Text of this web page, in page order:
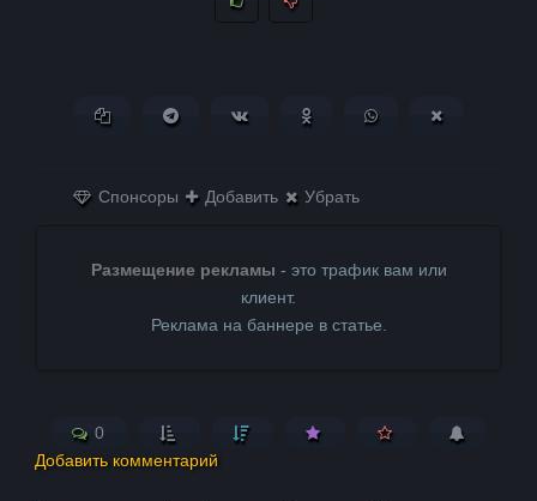
Копировать ссылкуПоделиться в Telegram
Поделиться ВКонтактеПоделиться в
Поделиться в
Спонсоры Добавить Убрать
Размещение рекламы - это трафик вам или
клиент.
Реклама на баннере в статье.
0
Добавить комментарий